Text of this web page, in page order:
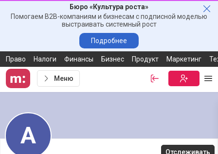
Бюро «Культура роста»
Помогаем B2B-компаниям и бизнесам с подписной моделью
выстраивать системный рост
Подробнее
Право Налоги Финансы Бизнес Продукт Маркетинг
Меню Войти
А
Отслеживать